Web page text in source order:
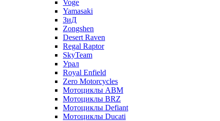
Voge
Yamasaki
ЗиД
Zongshen
Desert Raven
Regal Raptor
SkyTeam
Урал
Royal Enfield
Zero Motorcycles
Мотоциклы ABM
Мотоциклы BRZ
Мотоциклы Defiant
Мотоциклы Ducati